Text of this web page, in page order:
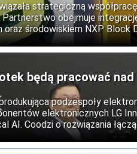
strategiczną
Partnerstwo obejmuje
środowiskiem NXP Block
urządzeń wbudowanych
inteligencji.
będą pracować
podzespoły
elektronicznych LG
AI. Coodzi o rozwiązania
fizycznym. Partnerzy
za widzenie oraz